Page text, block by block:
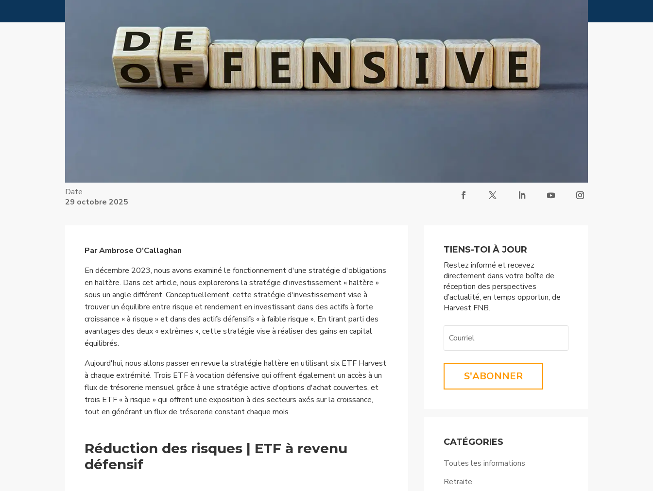
Afficher tous les FNB
Date
29 octobre 2025
Par Ambrose O’Callaghan
En décembre 2023, nous avons examiné le fonctionnement d'une stratégie d'obligations
en haltère. Dans cet article, nous explorerons la stratégie d'investissement « haltère »
sous un angle différent. Conceptuellement, cette stratégie d'investissement vise à
trouver un équilibre entre risque et rendement en investissant dans des actifs à forte
croissance « à risque » et dans des actifs défensifs « à faible risque ». En tirant parti des
avantages des deux « extrêmes », cette stratégie vise à réaliser des gains en capital
équilibrés.
Aujourd'hui, nous allons passer en revue la stratégie haltère en utilisant six ETF Harvest
à chaque extrémité. Trois ETF à vocation défensive qui offrent également un accès à un
flux de trésorerie mensuel grâce à une stratégie active d'options d'achat couvertes, et
trois ETF « à risque » qui offrent une exposition à des secteurs axés sur la croissance,
tout en générant un flux de trésorerie constant chaque mois.
Réduction des risques | ETF à revenu
défensif
TIENS-TOI À JOUR
Restez informé et recevez
directement dans votre boîte de
réception des perspectives
d’actualité, en temps opportun, de
Harvest FNB.
S'ABONNER
CATÉGORIES
Toutes les informations
Retraite